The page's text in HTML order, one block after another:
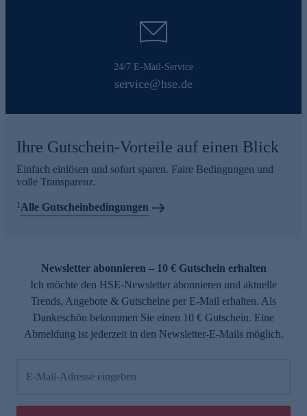
24/7 E-Mail-Service
service@hse.de
Ihre Gutschein-Vorteile auf einen Blick
Einfach einlösen und sofort sparen. Faire Bedingungen und
volle Transparenz.
1 Alle Gutscheinbedingungen
Newsletter abonnieren – 10 € Gutschein erhalten
Ich möchte den HSE-Newsletter abonnieren und aktuelle
Trends, Angebote & Gutscheine per E-Mail erhalten. Als
Dankeschön bekommen Sie einen 10 € Gutschein. Eine
Abmeldung ist jederzeit in den Newsletter-E-Mails möglich.
E-Mail-Adresse eingeben